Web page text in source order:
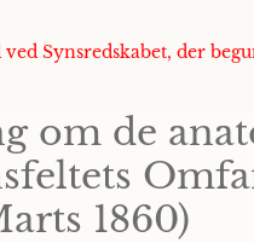
Synsredskabet, der
om de
1860)